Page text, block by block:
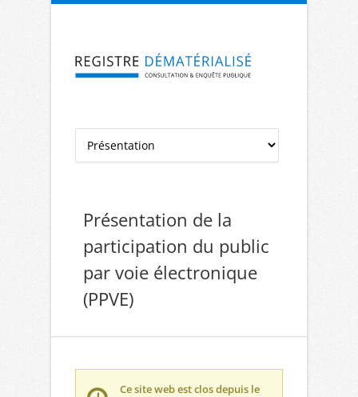
Aller à la navigation Aller au contenu
Présentation de la
participation du public
par voie électronique
(PPVE)
Ce site web est clos depuis le